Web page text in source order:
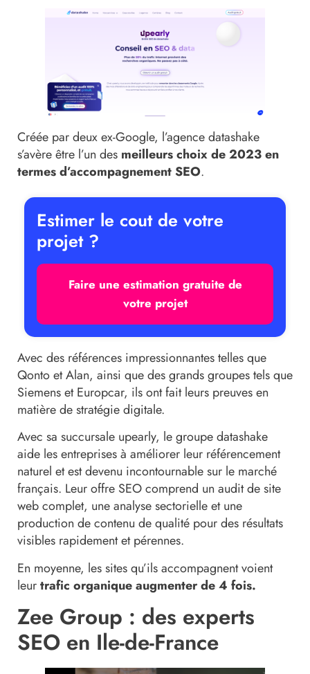
Créée par deux ex-Google, l’agence datashake
s’avère être l’un des meilleurs choix de 2023 en
termes d’accompagnement SEO.
Estimer le cout de votre
projet ?
Faire une estimation gratuite de
votre projet
Avec des références impressionnantes telles que
Qonto et Alan, ainsi que des grands groupes tels que
Siemens et Europcar, ils ont fait leurs preuves en
matière de stratégie digitale.
Avec sa succursale upearly, le groupe datashake
aide les entreprises à améliorer leur référencement
naturel et est devenu incontournable sur le marché
français. Leur offre SEO comprend un audit de site
web complet, une analyse sectorielle et une
production de contenu de qualité pour des résultats
visibles rapidement et pérennes.
En moyenne, les sites qu’ils accompagnent voient
leurtrafic organique augmenter de 4 fois.
Zee Group : des experts
SEO en Ile-de-France